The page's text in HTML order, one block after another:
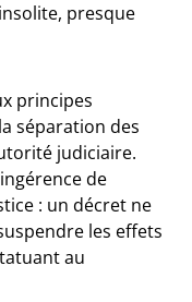
presque
principes
séparation des
judiciaire.
de
: un décret ne
les effets
au